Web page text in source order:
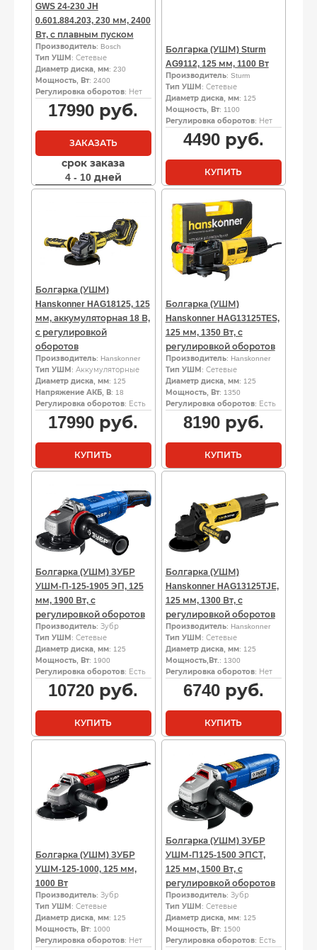
GWS 24-230 JH
0.601.884.203, 230 мм, 2400
Вт, с плавным пуском
Производитель: Bosch
Тип УШМ : Сетевые
Диаметр диска, мм: 230
Мощность, Вт: 2400
Регулировка оборотов: Нет
17990 руб.
ЗАКАЗАТЬ
срок заказа
4 - 10 дней
Болгарка (УШМ) Sturm
AG9112, 125 мм, 1100 Вт
Производитель: Sturm
Тип УШМ : Сетевые
Диаметр диска, мм: 125
Мощность, Вт: 1100
Регулировка оборотов: Нет
4490руб.
КУПИТЬ
Болгарка (УШМ)
Hanskonner HAG18125, 125
мм, аккумуляторная 18 В,
с регулировкой
оборотов
Производитель: Hanskonner
Тип УШМ : Аккумуляторные
Диаметр диска, мм: 125
Напряжение АКБ, В: 18
Регулировка оборотов: Есть
17990 руб.
КУПИТЬ
Болгарка (УШМ)
Hanskonner HAG13125TES,
125 мм, 1350 Вт, с
регулировкой оборотов
Производитель: Hanskonner
Тип УШМ : Сетевые
Диаметр диска, мм: 125
Мощность, Вт: 1350
Регулировка оборотов: Есть
8190руб.
КУПИТЬ
Болгарка (УШМ) ЗУБР
УШМ-П-125-1905 ЭП, 125
мм, 1900 Вт, с
регулировкой оборотов
Производитель: Зубр
Тип УШМ : Сетевые
Диаметр диска, мм: 125
Мощность, Вт: 1900
Регулировка оборотов: Есть
10720 руб.
КУПИТЬ
Болгарка (УШМ)
Hanskonner HAG13125TJЕ,
125 мм, 1300 Вт, с
регулировкой оборотов
Производитель: Hanskonner
Тип УШМ : Сетевые
Диаметр диска, мм: 125
Мощность,Вт.: 1300
Регулировка оборотов: Нет
6740руб.
КУПИТЬ
Болгарка (УШМ) ЗУБР
УШМ-125-1000, 125 мм,
1000 Вт
Производитель: Зубр
Тип УШМ : Сетевые
Диаметр диска, мм: 125
Мощность, Вт: 1000
Регулировка оборотов: Нет
Болгарка (УШМ) ЗУБР
УШМ-П125-1500 ЭПСТ,
125 мм, 1500 Вт, с
регулировкой оборотов
Производитель: Зубр
Тип УШМ : Сетевые
Диаметр диска, мм: 125
Мощность, Вт: 1500
Регулировка оборотов: Есть